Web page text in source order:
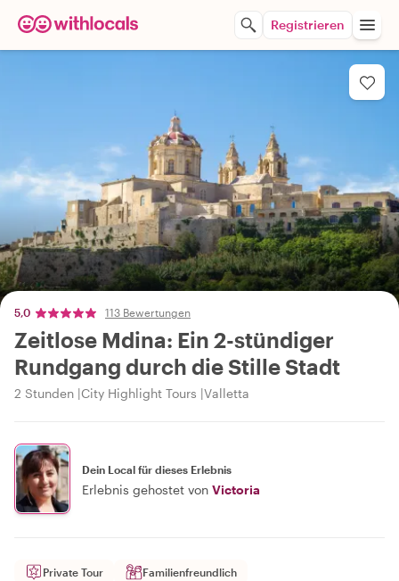
Registrieren
5,0 113 Bewertungen
Zeitlose Mdina: Ein 2-stündiger
Rundgang durch die Stille Stadt
2 Stunden City Highlight Tours Valletta
Dein Local für dieses Erlebnis
Erlebnis gehostet von Victoria
Private Tour Familienfreundlich